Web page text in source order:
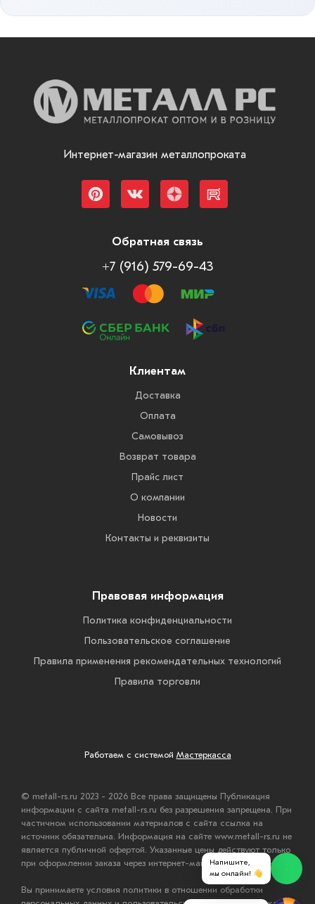
Интернет-магазин металлопроката
Обратная связь
+7 (916) 579-69-43
Клиентам
Доставка
Оплата
Самовывоз
Возврат товара
Прайс лист
О компании
Новости
Контакты и реквизиты
Правовая информация
Политика конфиденциальности
Пользовательское соглашение
Правила применения рекомендательных технологий
Правила торговли
Работаем с системой Мастеркасса
© metall-rs.ru 2023 - 2026 Все права защищены Публикация
информации с сайта metall-rs.ru без разрешения запрещена. При
частичном использовании материалов с сайта ссылка на
источник обязательна. Информация на сайте www.metall-rs.ru не
является публичной офертой. Указанные цены действуют только
при оформлении заказа через интернет-магазин www.metall-rs.ru.
Вы принимаете условия политики в отношении обработки
Напишите,
мы онлайн! 👋